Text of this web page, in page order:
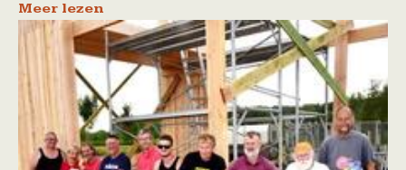
Meer lezen